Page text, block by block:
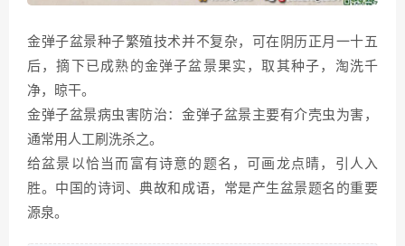
金弹子盆景种子繁殖技术并不复杂，可在阴历正月一十五
后，摘下已成熟的金弹子盆景果实，取其种子，淘洗千
净，晾干。
金弹子盆景病虫害防治：金弹子盆景主要有介壳虫为害，
通常用人工刷洗杀之。
给盆景以恰当而富有诗意的题名，可画龙点晴，引人入
胜。中国的诗词、典故和成语，常是产生盆景题名的重要
源泉。